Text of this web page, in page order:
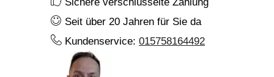
Seit über 20 Jahren für Sie da
Kundenservice: 015758164492